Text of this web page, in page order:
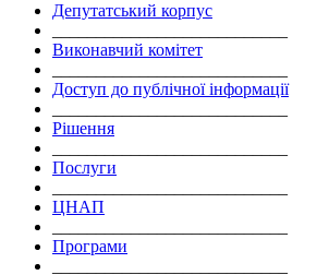
Депутатський корпус
Виконавчий комітет
Доступ до публічної інформації
Рішення
Послуги
ЦНАП
Програми